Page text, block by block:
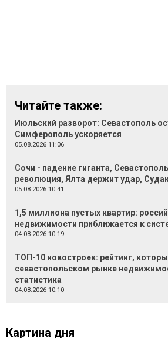
Читайте также:
Июльский разворот: Севастополь
Симферополь ускоряется
05.08.2026 11:06
Сочи - падение гиганта,
революция, Ялта держит удар,
05.08.2026 10:41
1,5 миллиона пустых квартир:
недвижимости приближается к
04.08.2026 10:19
ТОП-10 новостроек: рейтинг,
севастопольском рынке
статистика
04.08.2026 10:10
Картина дня